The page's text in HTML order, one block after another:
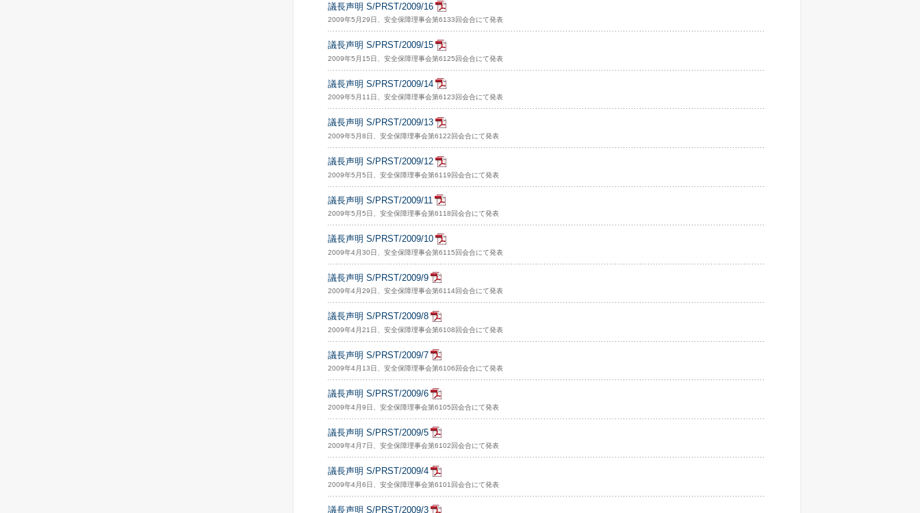
議長声明 S/PRST/2009/16
2009年5月29日、安全保障理事会第6133回会合にて発表
議長声明 S/PRST/2009/15
2009年5月15日、安全保障理事会第6125回会合にて発表
議長声明 S/PRST/2009/14
2009年5月11日、安全保障理事会第6123回会合にて発表
議長声明 S/PRST/2009/13
2009年5月8日、安全保障理事会第6122回会合にて発表
議長声明 S/PRST/2009/12
2009年5月5日、安全保障理事会第6119回会合にて発表
議長声明 S/PRST/2009/11
2009年5月5日、安全保障理事会第6118回会合にて発表
議長声明 S/PRST/2009/10
2009年4月30日、安全保障理事会第6115回会合にて発表
議長声明 S/PRST/2009/9
2009年4月29日、安全保障理事会第6114回会合にて発表
議長声明 S/PRST/2009/8
2009年4月21日、安全保障理事会第6108回会合にて発表
議長声明 S/PRST/2009/7
2009年4月13日、安全保障理事会第6106回会合にて発表
議長声明 S/PRST/2009/6
2009年4月9日、安全保障理事会第6105回会合にて発表
議長声明 S/PRST/2009/5
2009年4月7日、安全保障理事会第6102回会合にて発表
議長声明 S/PRST/2009/4
2009年4月6日、安全保障理事会第6101回会合にて発表
議長声明 S/PRST/2009/3